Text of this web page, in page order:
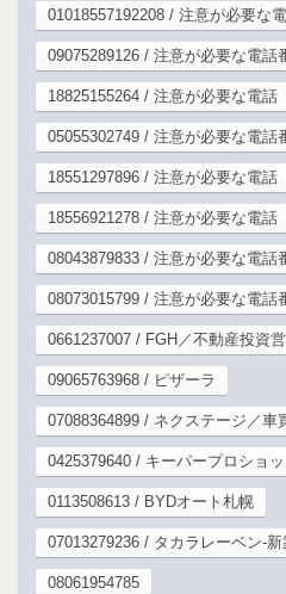
01018557192208 / 注意が必要な
09075289126 / 注意が必要な電話
18825155264 / 注意が必要な電話
05055302749 / 注意が必要な電話
18551297896 / 注意が必要な電話
18556921278 / 注意が必要な電話
08043879833 / 注意が必要な電話
08073015799 / 注意が必要な電話
0661237007 / FGH／不動産投資
09065763968 / ピザーラ
07088364899 / ネクステージ／車
0425379640 / キーパープロショッ
0113508613 / BYDオート札幌
07013279236 / タカラレーベン-
08061954785